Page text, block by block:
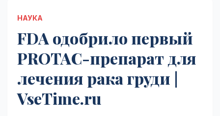
НАУКА
FDA одобрило первый
PROTAC-препарат для
лечения рака груди |
VseTime.ru